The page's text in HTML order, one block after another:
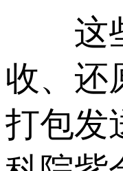
这些
收、还
打包发